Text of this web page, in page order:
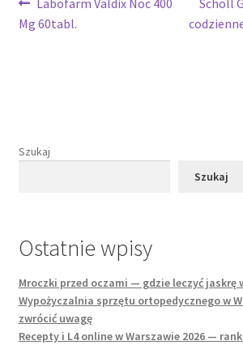
Nawigacja
wpisu
wpis:
Mg 60tabl.
wpis:
Szukaj
Szukaj
Ostatnie wpisy
Mroczki przed oczami — gdzie leczyć jaskrę
Wypożyczalnia sprzętu ortopedycznego w
zwrócić uwagę
Recepty i L4 online w Warszawie 2026 —